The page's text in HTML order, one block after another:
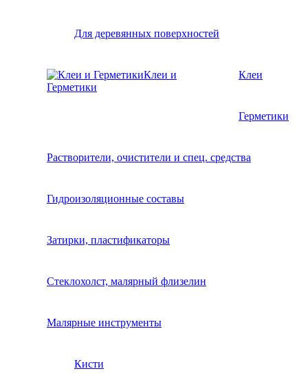
Для деревянных поверхностей
Клеи и
Герметики
Клеи
Герметики
Растворители, очистители и спец. средства
Гидроизоляционные составы
Затирки, пластификаторы
Стеклохолст, малярный флизелин
Малярные инструменты
Кисти